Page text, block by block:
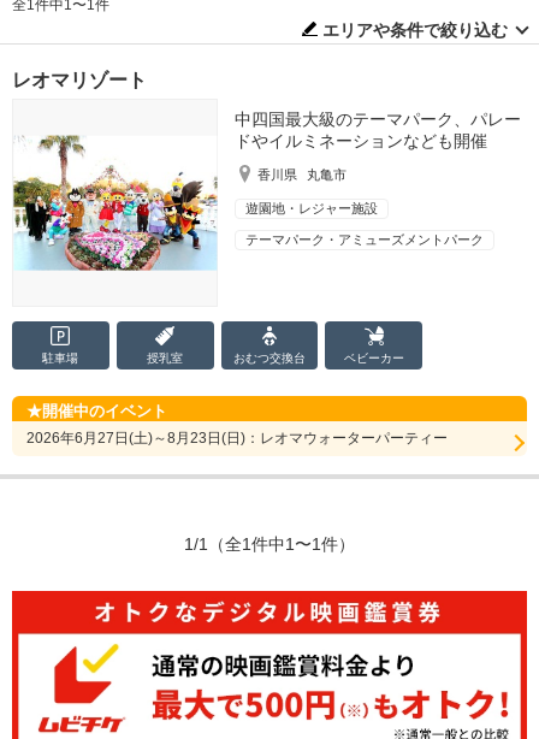
全1件中1〜1件
エリアや条件で絞り込む
レオマリゾート
中四国最大級のテーマパーク、パレー
ドやイルミネーションなども開催
香川県 丸亀市
遊園地・レジャー施設
テーマパーク・アミューズメントパーク
駐車場 授乳室 おむつ交換台 ベビーカー
開催中のイベント
2026年6月27日(土)～8月23日(日)：レオマウォーターパーティー
1/1 （全1件中1〜1件）